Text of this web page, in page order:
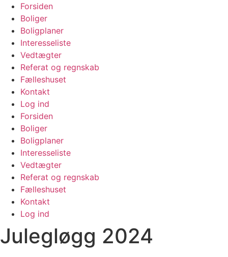
Videre
indhold
Forsiden
Boliger
Boligplaner
Interesseliste
Vedtægter
Referat og regnskab
Fælleshuset
Kontakt
Log ind
Forsiden
Boliger
Boligplaner
Interesseliste
Vedtægter
Referat og regnskab
Fælleshuset
Kontakt
Log ind
Julegløgg 2024